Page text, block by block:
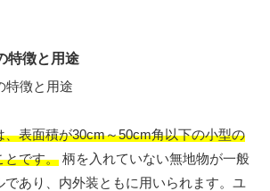
特徴と用途
、表面積が30cm～50cm角以下の小型の
とです。 柄を入れていない無地物が一般
であり、内外装ともに用いられます。ユ